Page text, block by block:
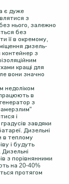
є дуже
з
нього, залежно
без
її в окремому,
дизель-
з
кращі для
вони значно
недоліком
в
з
і
завдяки
Дизельні
в теплому
і будуть
з порівнянними
на 20-40%
протягом